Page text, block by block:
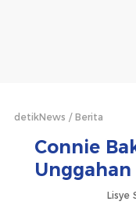
detikNews Berita
Connie
Lisye